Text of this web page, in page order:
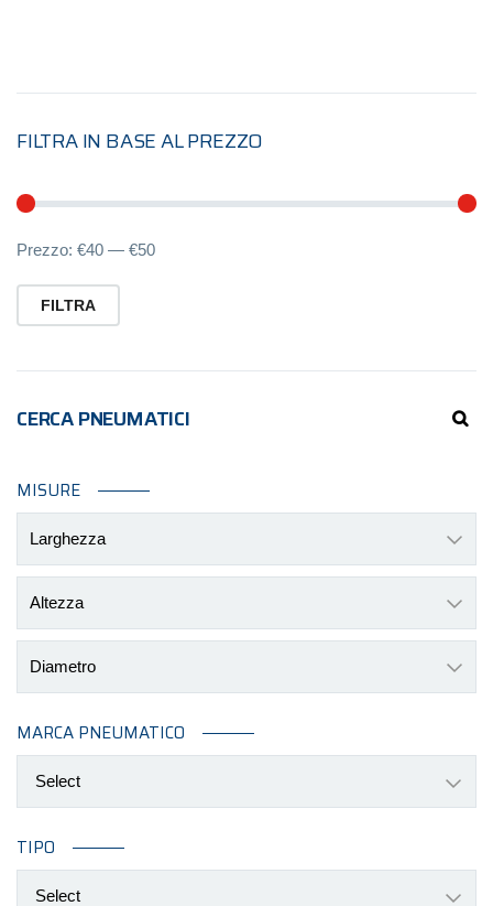
FILTRA IN BASE AL PREZZO
FILTRA
Prezzo: €40 — €50
CERCA PNEUMATICI
MISURE
Larghezza
Altezza
Diametro
MARCA PNEUMATICO
Select
TIPO
Select